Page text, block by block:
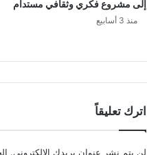
إلى مشروع فكري وثقافي مستدام
منذ 3 أسابيع
اترك تعليقاً
لن يتم نشر عنوان بريدك الإلكتروني.